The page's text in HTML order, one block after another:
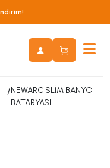
/NEWARC SLİM BANYO
BATARYASI